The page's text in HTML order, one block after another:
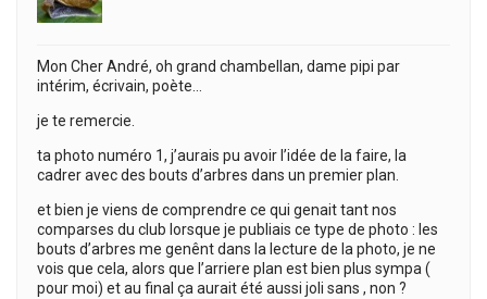
Mon Cher André, oh grand chambellan, dame pipi par
intérim, écrivain, poète…
je te remercie.
ta photo numéro 1, j’aurais pu avoir l’idée de la faire, la
cadrer avec des bouts d’arbres dans un premier plan.
et bien je viens de comprendre ce qui genait tant nos
comparses du club lorsque je publiais ce type de photo : les
bouts d’arbres me genênt dans la lecture de la photo, je ne
vois que cela, alors que l’arriere plan est bien plus sympa (
pour moi) et au final ça aurait été aussi joli sans , non ?